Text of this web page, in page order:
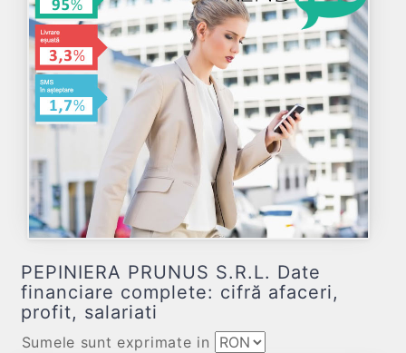
PEPINIERA PRUNUS S.R.L. Date
financiare complete: cifră afaceri,
profit, salariati
Sumele sunt exprimate in